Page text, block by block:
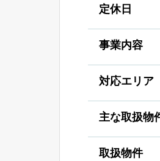
定休日
事業内容
対応エリア
主な取扱物
取扱物件